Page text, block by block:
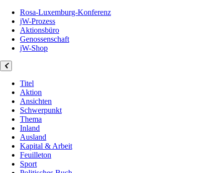
Rosa-Luxemburg-Konferenz
jW-Prozess
Aktionsbüro
Genossenschaft
jW-Shop
Titel
Aktion
Ansichten
Schwerpunkt
Thema
Inland
Ausland
Kapital & Arbeit
Feuilleton
Sport